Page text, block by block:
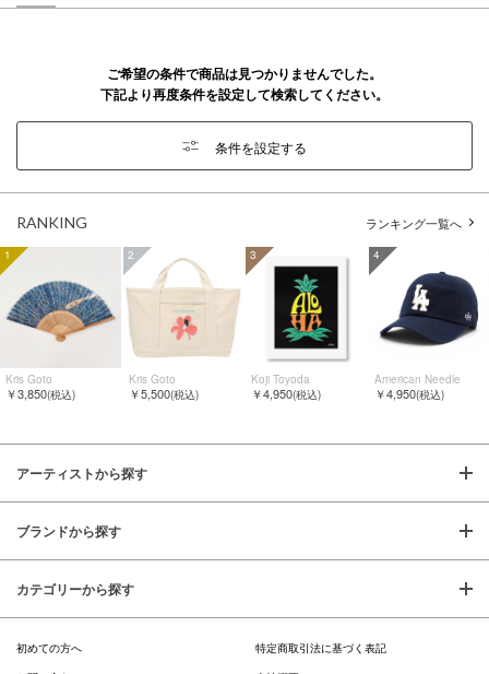
ご希望の条件で商品は見つかりませんでした。
下記より再度条件を設定して検索してください。
条件を設定する
RANKING ランキング一覧へ
1
Kris Goto
￥3,850(税込)
2
Kris Goto
￥5,500(税込)
3
Koji Toyoda
￥4,950(税込)
4
American Needle
￥4,950(税込)
アーティストから探す
ブランドから探す
カテゴリーから探す
初めての方へ
特定商取引法に基づく表記